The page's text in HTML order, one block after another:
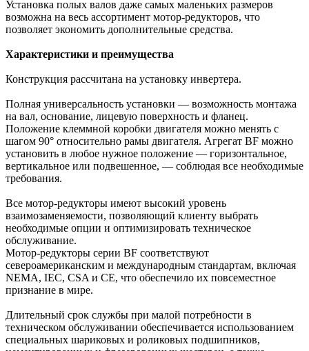
Установка полых валов даже самых маленьких размеров
возможна на весь ассортимент мотор-редукторов, что
позволяет экономить дополнительные средства.
Характеристики и преимущества
Конструкция рассчитана на установку инвертера.
Полная универсальность установки — возможность монтажа
на вал, основание, лицевую поверхность и фланец.
Положение клеммной коробки двигателя можно менять с
шагом 90° относительно рамы двигателя. Агрегат BF можно
установить в любое нужное положение — горизонтальное,
вертикальное или подвешенное, — соблюдая все необходимые
требования.
Все мотор-редукторы имеют высокий уровень
взаимозаменяемости, позволяющий клиенту выбрать
необходимые опции и оптимизировать техническое
обслуживание.
Мотор-редукторы серии BF соответствуют
североамериканским и международным стандартам, включая
NEMA, IEC, CSA и CE, что обеспечило их повсеместное
признание в мире.
Длительный срок службы при малой потребности в
техническом обслуживании обеспечивается использованием
специальных шариковых и роликовых подшипников,